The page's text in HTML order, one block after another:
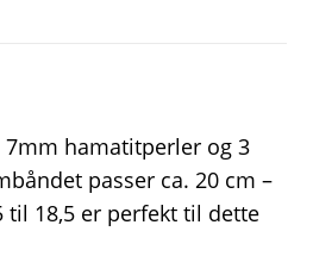
hamatitperler og 3
passer ca. 20 cm –
til 18,5 er perfekt til dette